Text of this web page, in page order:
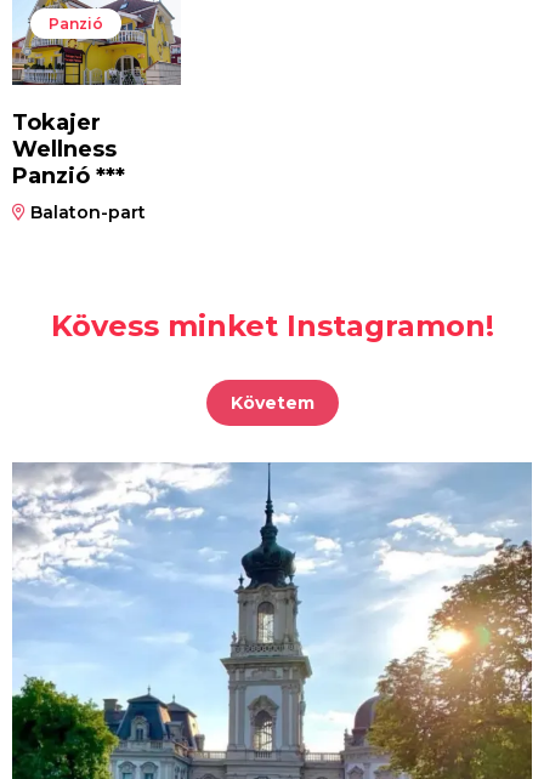
Panzió
Tokajer
Wellness
Panzió ***
Balaton-part
Kövess minket Instagramon!
Követem